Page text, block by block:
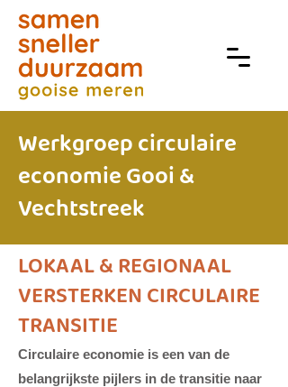
Werkgroep circulaire
economie Gooi &
Vechtstreek
LOKAAL & REGIONAAL
VERSTERKEN CIRCULAIRE
TRANSITIE
Circulaire economie is een van de
belangrijkste pijlers in de transitie naar